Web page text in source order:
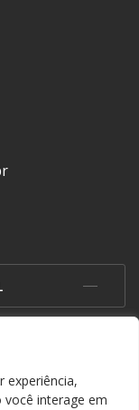
experiência,
interage em